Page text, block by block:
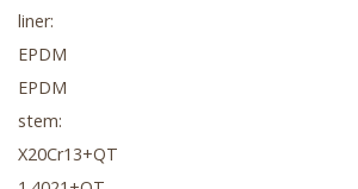
liner:
EPDM
EPDM
stem:
X20Cr13+QT